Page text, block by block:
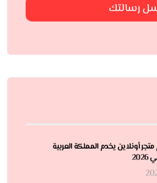
رسالتك
أونلاين يخدم المملكة العربية